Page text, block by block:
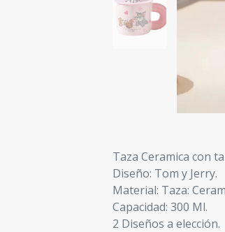
Taza Ceramica con
Diseño: Tom y Jerry.
Material: Taza:
Capacidad: 300 Ml.
2 Diseños a elección.